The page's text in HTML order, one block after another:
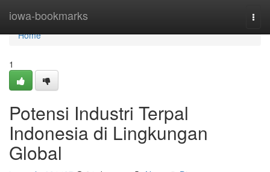
iowa-bookmarks
Home
Home
1
Potensi Industri Terpal
Indonesia di Lingkungan
Global